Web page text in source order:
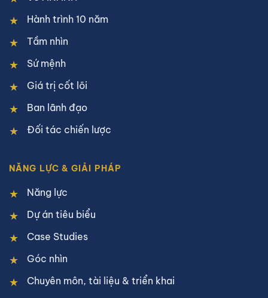
Hành trình 10 năm
Tầm nhìn
Sứ mệnh
Giá trị cốt lõi
Ban lãnh đạo
Đối tác chiến lược
NĂNG LỰC & GIẢI PHÁP
Năng lực
Dự án tiêu biểu
Case Studies
Góc nhìn
Chuyên môn, tài liệu & triển khai